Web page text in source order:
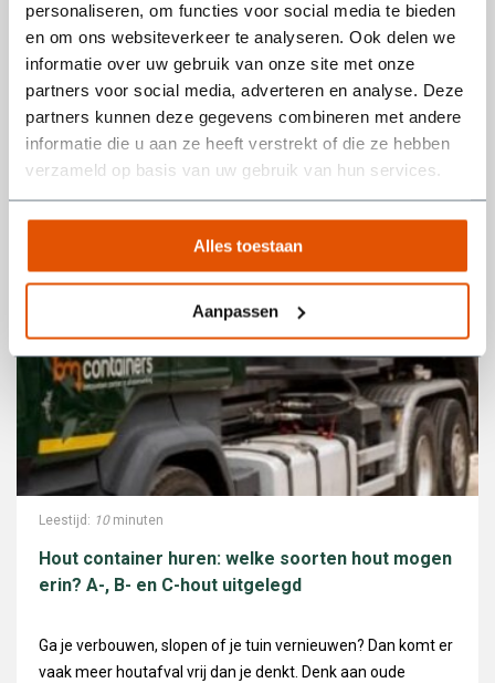
personaliseren, om functies voor social media te bieden
en om ons websiteverkeer te analyseren. Ook delen we
informatie over uw gebruik van onze site met onze
partners voor social media, adverteren en analyse. Deze
partners kunnen deze gegevens combineren met andere
informatie die u aan ze heeft verstrekt of die ze hebben
verzameld op basis van uw gebruik van hun services.
Alles toestaan
Aanpassen
pakken. Hagen worden gesnoeid, bomen teruggezet en
borders leeggehaald. Dat l...
Lees meer
Leestijd: 10minuten
Hout container huren: welke soorten hout mogen
erin? A-, B- en C-hout uitgelegd
Ga je verbouwen, slopen of je tuin vernieuwen? Dan komt er
vaak meer houtafval vrij dan je denkt. Denk aan oude